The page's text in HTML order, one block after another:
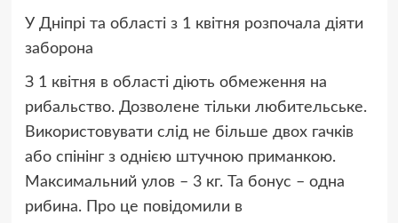
У Дніпрі та області з 1 квітня розпочала діяти
заборона
З 1 квітня в області діють обмеження на
рибальство. Дозволене тільки любительське.
Використовувати слід не більше двох гачків
або спінінг з однією штучною приманкою.
Максимальний улов – 3 кг. Та бонус – одна
рибина. Про це повідомили в